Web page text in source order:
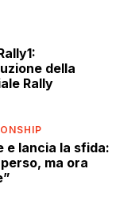
della
Rally
e lancia la sfida:
ma ora